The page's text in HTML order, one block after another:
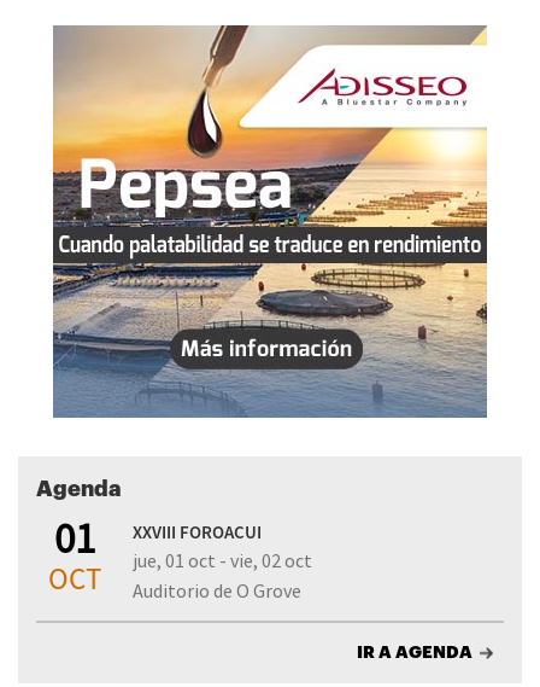
Agenda
01
OCT
XXVIII FOROACUI
jue, 01 oct - vie, 02 oct
Auditorio de O Grove
IR A AGENDA